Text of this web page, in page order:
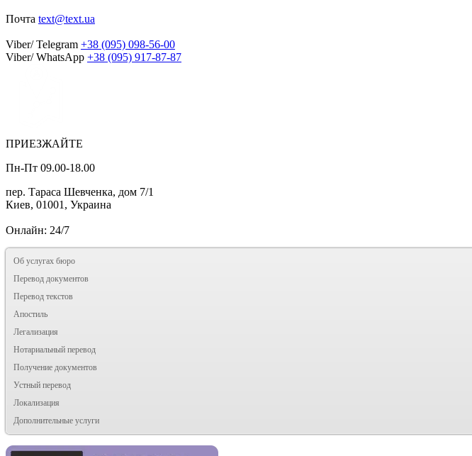
Почта text@text.ua
Viber/ Telegram +38 (095) 098-56-00
Viber/ WhatsApp +38 (095) 917-87-87
ПРИЕЗЖАЙТЕ
Пн-Пт 09.00-18.00
пер. Тараса Шевченка, дом 7/1
Киев, 01001, Украина
Онлайн: 24/7
Об услугах бюро
Перевод документов
Перевод текстов
Апостиль
Легализация
Нотариальный перевод
Получение документов
Устный перевод
Локализация
Дополнительные услуги